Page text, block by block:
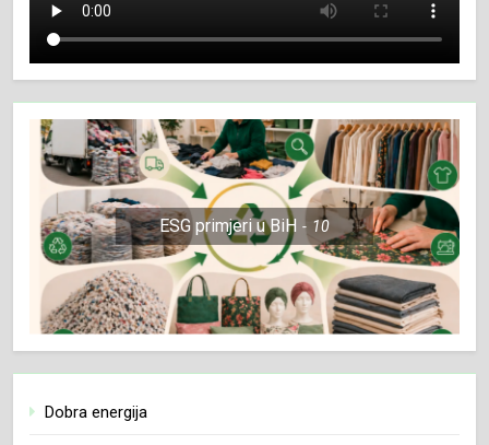
ESG primjeri u BiH 10
Dobra energija